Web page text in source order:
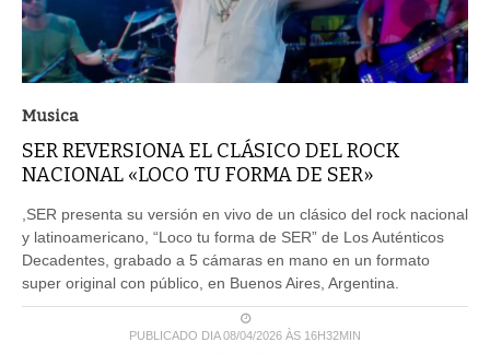
Musica
SER REVERSIONA EL CLÁSICO DEL ROCK
NACIONAL «LOCO TU FORMA DE SER»
,SER presenta su versión en vivo de un clásico del rock nacional
y latinoamericano, “Loco tu forma de SER” de Los Auténticos
Decadentes, grabado a 5 cámaras en mano en un formato
super original con público, en Buenos Aires, Argentina.
PUBLICADO DIA 08/04/2026 ÀS 16H32MIN